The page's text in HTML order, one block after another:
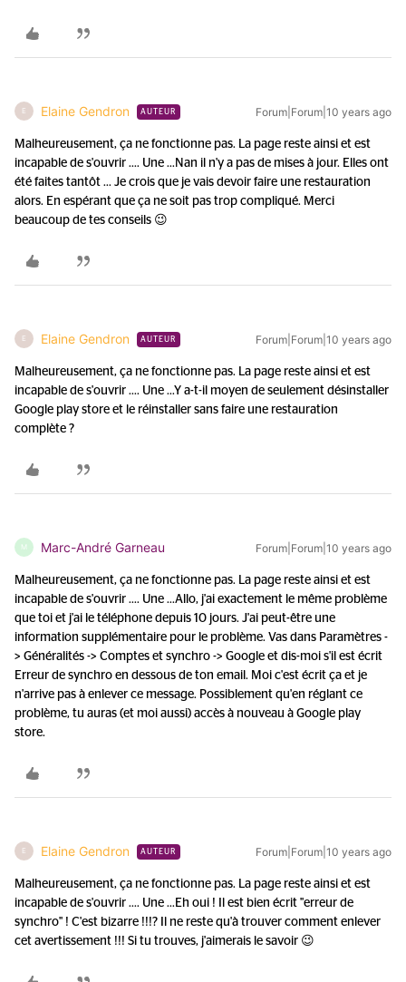
E Elaine Gendron AUTEUR Forum|Forum|10 years ago
Malheureusement, ça ne fonctionne pas. La page reste ainsi et est
incapable de s'ouvrir .... Une ...Nan il n'y a pas de mises à jour. Elles ont
été faites tantôt ... Je crois que je vais devoir faire une restauration
alors. En espérant que ça ne soit pas trop compliqué. Merci
beaucoup de tes conseils 😉
E Elaine Gendron AUTEUR Forum|Forum|10 years ago
Malheureusement, ça ne fonctionne pas. La page reste ainsi et est
incapable de s'ouvrir .... Une ...Y a-t-il moyen de seulement désinstaller
Google play store et le réinstaller sans faire une restauration
complète ?
M Marc-André Garneau Forum|Forum|10 years ago
Malheureusement, ça ne fonctionne pas. La page reste ainsi et est
incapable de s'ouvrir .... Une ...Allo, j'ai exactement le même problème
que toi et j'ai le téléphone depuis 10 jours. J'ai peut-être une
information supplémentaire pour le problème. Vas dans Paramètres -
> Généralités -> Comptes et synchro -> Google et dis-moi s'il est écrit
Erreur de synchro en dessous de ton email. Moi c'est écrit ça et je
n'arrive pas à enlever ce message. Possiblement qu'en réglant ce
problème, tu auras (et moi aussi) accès à nouveau à Google play
store.
E Elaine Gendron AUTEUR Forum|Forum|10 years ago
Malheureusement, ça ne fonctionne pas. La page reste ainsi et est
incapable de s'ouvrir .... Une ...Eh oui ! Il est bien écrit "erreur de
synchro" ! C'est bizarre !!!? Il ne reste qu'à trouver comment enlever
cet avertissement !!! Si tu trouves, j'aimerais le savoir 😉